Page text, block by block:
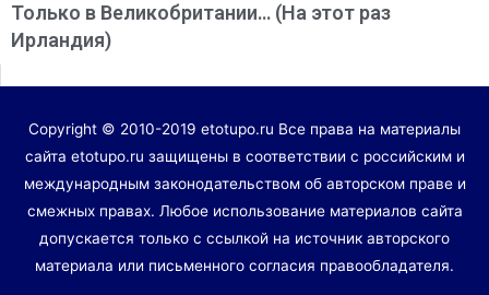
Только в Великобритании… (На этот раз
Ирландия)
Copyright © 2010-2019 etotupo.ru Все права на материалы
сайта etotupo.ru защищены в соответствии с российским и
международным законодательством об авторском праве и
смежных правах. Любое использование материалов сайта
допускается только с ссылкой на источник авторского
материала или письменного согласия правообладателя.